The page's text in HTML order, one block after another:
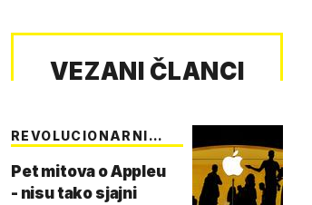
VEZANI ČLANCI
REVOLUCIONARNI
Pet mitova o Appleu
- nisu tako sjajni